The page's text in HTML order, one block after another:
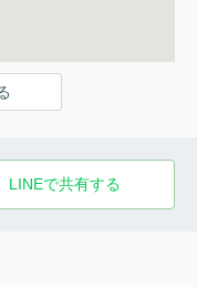
LINEで共有する